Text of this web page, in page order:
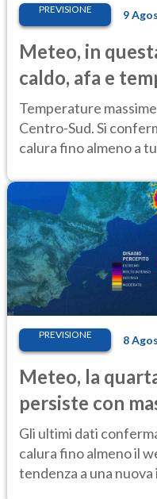
PREVISIONE 9
Meteo, in
caldo, afa e
Temperature
Centro-Sud. Si
calura fino almeno a
PREVISIONE 8
Meteo, la
persiste con
elevate
Gli ultimi dati
calura fino almeno il
tendenza a una